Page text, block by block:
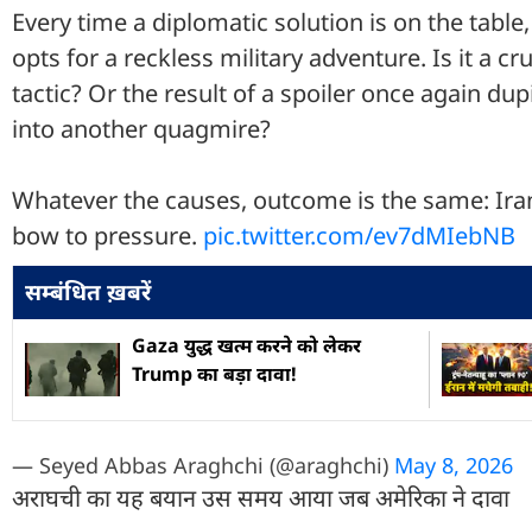
Every time a diplomatic solution is on the
opts for a reckless military adventure. Is it a
tactic? Or the result of a spoiler once again
into another quagmire?
Whatever the causes, outcome is the same:
bow to pressure. pic.twitter.com/ev7dMIebNB
सम्बंधित ख़बरें
Gaza युद्ध खत्म करने को लेकर
Trump का बड़ा दावा!
— Seyed Abbas Araghchi (@araghchi) May 8, 2026
अराघची का यह बयान उस समय आया जब अमेरिका ने दावा